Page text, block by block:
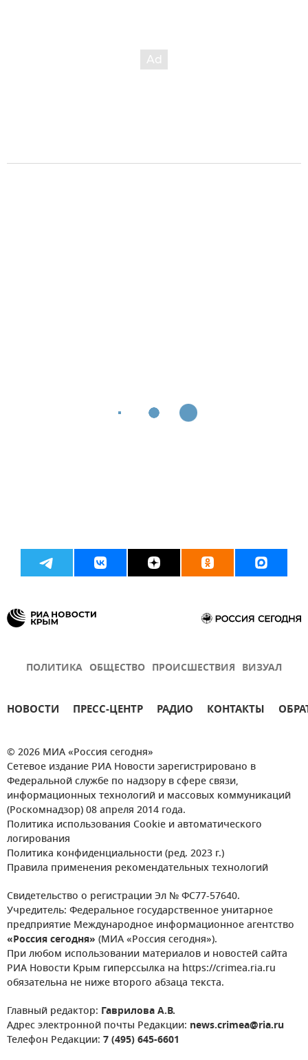
ПОЛИТИКА ОБЩЕСТВО ПРОИСШЕСТВИЯ ВИЗУАЛ
НОВОСТИ ПРЕСС-ЦЕНТР РАДИО КОНТАКТЫ
© 2026 МИА «Россия сегодня»
Сетевое издание РИА Новости зарегистрировано в
Федеральной службе по надзору в сфере связи,
информационных технологий и массовых коммуникаций
(Роскомнадзор) 08 апреля 2014 года.
Политика использования Cookie и автоматического
логирования
Политика конфиденциальности (ред. 2023 г.)
Правила применения рекомендательных технологий
Свидетельство о регистрации Эл № ФС77-57640.
Учредитель: Федеральное государственное унитарное
предприятие Международное информационное агентство
«Россия сегодня» (МИА «Россия сегодня»).
При любом использовании материалов и новостей сайта
РИА Новости Крым гиперссылка на https://crimea.ria.ru
обязательна не ниже второго абзаца текста.
Главный редактор: Гаврилова А.В.
Адрес электронной почты Редакции: news.crimea@ria.ru
Телефон Редакции: 7 (495) 645-6601